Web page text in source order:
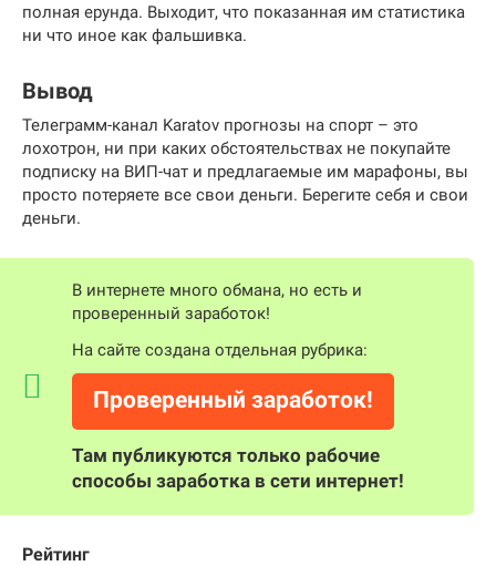
полная ерунда. Выходит, что показанная им статистика
ни что иное как фальшивка.
Вывод
Телеграмм-канал Karatov прогнозы на спорт – это
лохотрон, ни при каких обстоятельствах не покупайте
подписку на ВИП-чат и предлагаемые им марафоны, вы
просто потеряете все свои деньги. Берегите себя и свои
деньги.
В интернете много обмана, но есть и
проверенный заработок!
На сайте создана отдельная рубрика:
Проверенный заработок!
Там публикуются только рабочие
способы заработка в сети интернет!
Рейтинг